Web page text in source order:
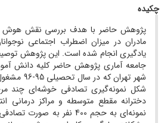
چکیده
پژوهش حاضر با هدف بررسی نقش هوش
مادران در میزان اضطراب اجتماعی
یادگیری انجام شده است. این پژوهش
جامعه آماری پژوهش حاضر کلیه دانش
شهر تهران
شکل نمونه‌گیری تصادفی خوشه‌ای چند
دخترانه مقطع متوسطه و مراکز درمانی
نمونه‌ای به حجم 400 نفر به